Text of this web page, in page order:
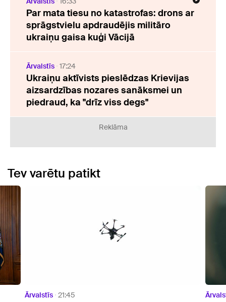
Par mata tiesu no katastrofas: drons ar
sprāgstvielu apdraudējis militāro
ukraiņu gaisa kuģi Vācijā
Ārvalstīs 17:24
Ukraiņu aktīvists pieslēdzas Krievijas
aizsardzības nozares sanāksmei un
piedraud, ka "drīz viss degs"
Reklāma
Tev varētu patikt
Ārvalstīs 20:23